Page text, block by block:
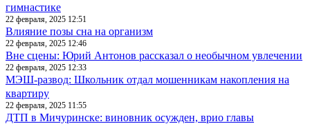
гимнастике
22 февраля, 2025 12:51
Влияние позы сна на организм
22 февраля, 2025 12:46
Вне сцены: Юрий Антонов рассказал о необычном увлечении
22 февраля, 2025 12:33
МЭШ-развод: Школьник отдал мошенникам накопления на
квартиру
22 февраля, 2025 11:55
ДТП в Мичуринске: виновник осужден, врио главы